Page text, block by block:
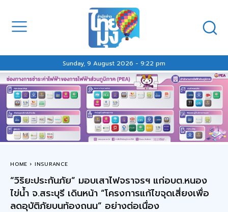
Sunday, 9 August 2026 - 9:22 pm
HOME INSURANCE
“วิริยะประกันภัย” มอบเสาไฟจราจรฯ แก่อบต.หนอง
ไข่น้ำ จ.สระบุรี เดินหน้า “โครงการแก้ไขจุดเสี่ยงเพื่อ
ลดอุบัติภัยบนท้องถนน” อย่างต่อเนื่อง